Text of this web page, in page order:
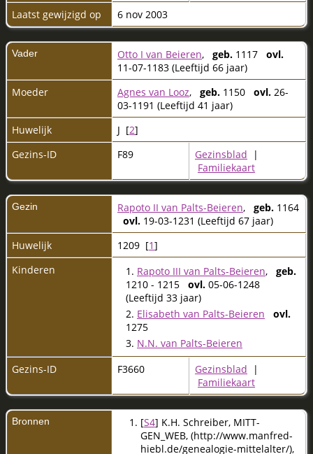
Laatst gewijzigd op
6 nov 2003
Vader Otto I van Beieren, geb. 1117 ovl.
11-07-1183 (Leeftijd 66 jaar)
Moeder
Agnes van Looz, geb. 1150 ovl. 26-
03-1191 (Leeftijd 41 jaar)
Huwelijk
J [2]
Gezins-ID
F89 Gezinsblad |
Familiekaart
Gezin Rapoto II van Palts-Beieren, geb. 1164
ovl. 19-03-1231 (Leeftijd 67 jaar)
Huwelijk
1209 [1]
Kinderen
1. Rapoto III van Palts-Beieren, geb.
1210 - 1215 ovl. 05-06-1248
(Leeftijd 33 jaar)
2. Elisabeth van Palts-Beieren
ovl.
1275
3. N.N. van Palts-Beieren
Gezins-ID
F3660 Gezinsblad |
Familiekaart
Bronnen [S4] K.H. Schreiber, MITT-
GEN_WEB, (http://www.manfred-
hiebl.de/genealogie-mittelalter/),